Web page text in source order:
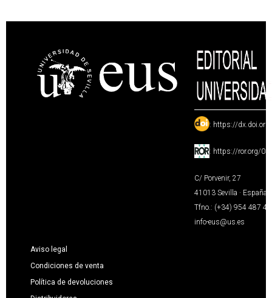
: https://
: https://ror.org/
C/ Porvenir, 27
41013 Sevilla · España
Tfno.: (+34) 954 487
info-eus@us.es
Aviso legal
Condiciones de venta
Política de devoluciones